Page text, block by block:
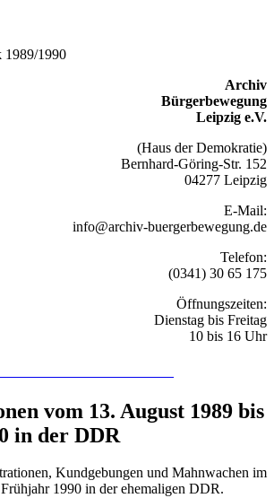
1989/1990
Archiv
Bürgerbewegung
Leipzig e.V.
(Haus der Demokratie)
Bernhard-Göring-Str. 152
04277 Leipzig
E-Mail:
info@archiv-buergerbewegung.de
Telefon:
(0341) 30 65 175
Öffnungszeiten:
Dienstag bis Freitag
10 bis 16 Uhr
vom 13. August 1989 bis
in der DDR
Kundgebungen und Mahnwachen im
1990 in der ehemaligen DDR.